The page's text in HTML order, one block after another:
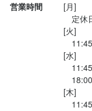
営業時間
[月]
定休
[火]
11:45
[水]
11:45
18:00
[木]
11:45